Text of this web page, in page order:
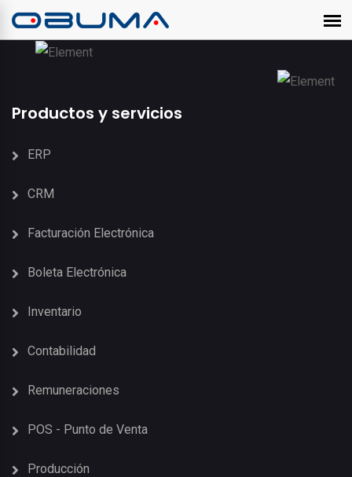
Productos y servicios
ERP
CRM
Facturación Electrónica
Boleta Electrónica
Inventario
Contabilidad
Remuneraciones
POS - Punto de Venta
Producción